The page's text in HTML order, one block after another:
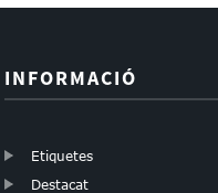
INFORMACIÓ
Etiquetes
Destacat